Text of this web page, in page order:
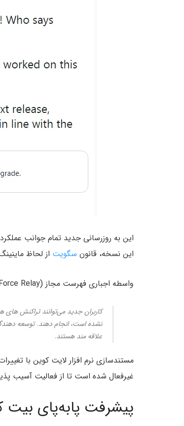
این به روزرسانی جدید تمام جوانب
این نسخه، قانون سگویت از لحاظ
واسطه اجباری فهرست مجاز (White List Force Relay) یک ویژگی غیرمعمول در این نسخه است:
کاربران جدید می‌توانند تراکنش
نشده است، انجام دهند. توسعه
علاقه مند هستند.
غیرفعال شده است تا از فعالیت آسیب
پیشرفت پابه‌پای بیت